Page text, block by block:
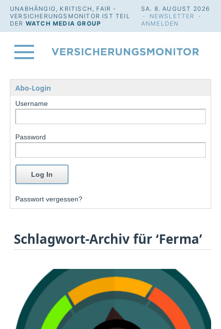
UNABHÄNGIG, KRITISCH, FAIR -
VERSICHERUNGSMONITOR IST TEIL
DER WATCH MEDIA GROUP
SA. 8. AUGUST 2026
· NEWSLETTER
·
ANMELDEN
Abo-Login
Username
Password
Passwort vergessen?
Schlagwort-Archiv für ‘Ferma’